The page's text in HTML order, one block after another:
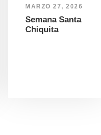
MARZO 27, 2026
Semana Santa
Chiquita